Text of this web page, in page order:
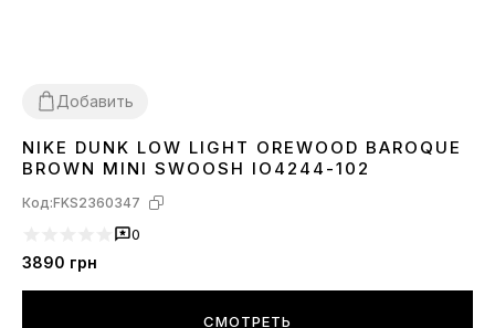
Добавить
3637 383940 4142 43 44 45
NIKE DUNK LOW LIGHT OREWOOD BAROQUE
BROWN MINI SWOOSH IO4244-102
Код:FKS2360347
0
3890 грн
СМОТРЕТЬ